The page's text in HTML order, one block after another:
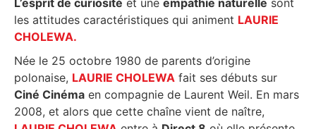
L’esprit de curiosité et une empathie naturelle sont
les attitudes caractéristiques qui animent LAURIE
CHOLEWA.
Née le 25 octobre 1980 de parents d’origine
polonaise, LAURIE CHOLEWA fait ses débuts sur
Ciné Cinéma en compagnie de Laurent Weil. En mars
2008, et alors que cette chaîne vient de naître,